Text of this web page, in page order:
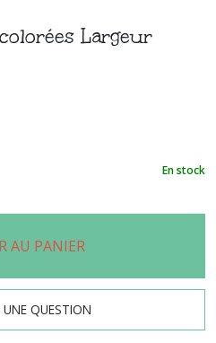
Largeur
En stock
AU PANIER
QUESTION